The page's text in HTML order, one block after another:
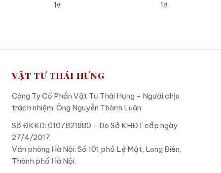
1₫ 1₫
VẬT TƯ THÁI HƯNG
Công Ty Cổ Phần Vật Tư Thái Hưng - Người chịu
trách nhiệm: Ông Nguyễn Thành Luân
Số ĐKKD: 0107821880 - Do Sở KHĐT cấp ngày
27/4/2017.
Văn phòng Hà Nội: Số 101 phố Lệ Mật, Long Biên,
Thành phố Hà Nội.